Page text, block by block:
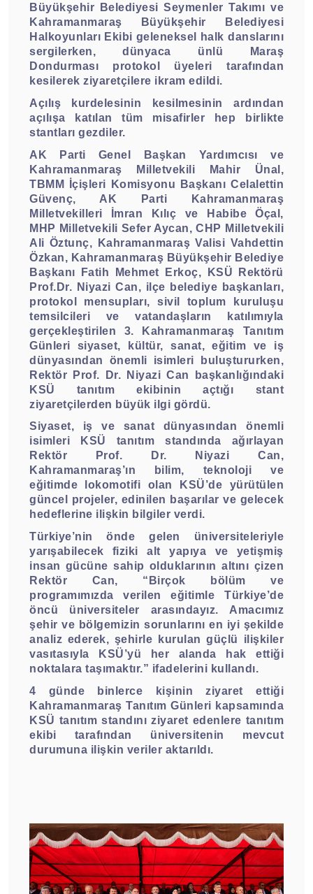
Büyükşehir Belediyesi Seymenler Takımı ve
Kahramanmaraş Büyükşehir Belediyesi
Halkoyunları Ekibi geleneksel halk danslarını
sergilerken, dünyaca ünlü Maraş
Dondurması protokol üyeleri tarafından
kesilerek ziyaretçilere ikram edildi.
Açılış kurdelesinin kesilmesinin ardından
açılışa katılan tüm misafirler hep birlikte
stantları gezdiler.
AK Parti Genel Başkan Yardımcısı ve
Kahramanmaraş Milletvekili Mahir Ünal,
TBMM İçişleri Komisyonu Başkanı Celalettin
Güvenç, AK Parti Kahramanmaraş
Milletvekilleri İmran Kılıç ve Habibe Öçal,
MHP Milletvekili Sefer Aycan, CHP Milletvekili
Ali Öztunç, Kahramanmaraş Valisi Vahdettin
Özkan, Kahramanmaraş Büyükşehir Belediye
Başkanı Fatih Mehmet Erkoç, KSÜ Rektörü
Prof.Dr. Niyazi Can, ilçe belediye başkanları,
protokol mensupları, sivil toplum kuruluşu
temsilcileri ve vatandaşların katılımıyla
gerçekleştirilen 3. Kahramanmaraş Tanıtım
Günleri siyaset, kültür, sanat, eğitim ve iş
dünyasından önemli isimleri buluştururken,
Rektör Prof. Dr. Niyazi Can başkanlığındaki
KSÜ tanıtım ekibinin açtığı stant
ziyaretçilerden büyük ilgi gördü.
Siyaset, iş ve sanat dünyasından önemli
isimleri KSÜ tanıtım standında ağırlayan
Rektör Prof. Dr. Niyazi Can,
Kahramanmaraş’ın bilim, teknoloji ve
eğitimde lokomotifi olan KSÜ’de yürütülen
güncel projeler, edinilen başarılar ve gelecek
hedeflerine ilişkin bilgiler verdi.
Türkiye’nin önde gelen üniversiteleriyle
yarışabilecek fiziki alt yapıya ve yetişmiş
insan gücüne sahip olduklarının altını çizen
Rektör Can, “Birçok bölüm ve
programımızda verilen eğitimle Türkiye’de
öncü üniversiteler arasındayız. Amacımız
şehir ve bölgemizin sorunlarını en iyi şekilde
analiz ederek, şehirle kurulan güçlü ilişkiler
vasıtasıyla KSÜ’yü her alanda hak ettiği
noktalara taşımaktır.” ifadelerini kullandı.
4 günde binlerce kişinin ziyaret ettiği
Kahramanmaraş Tanıtım Günleri kapsamında
KSÜ tanıtım standını ziyaret edenlere tanıtım
ekibi tarafından üniversitenin mevcut
durumuna ilişkin veriler aktarıldı.